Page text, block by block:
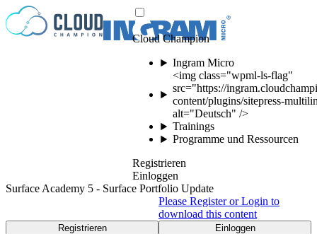
Zum Inhalt springen
Cloud Champion
Ingram Micro
<img class="wpml-ls-flag"
src="https://
content/plugins/sitepress-
alt="Deutsch" />
Trainings
Programme und Ressourcen
Registrieren
Einloggen
Surface Academy 5 - Surface Portfolio Update
Please Register or Login to
download this content
Registrieren Einloggen